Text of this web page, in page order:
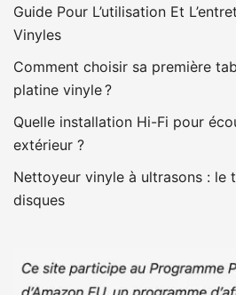
Guide Pour L’utilisation Et
Vinyles
Comment choisir sa première
platine vinyle ?
Quelle installation Hi-Fi pour
extérieur ?
Nettoyeur vinyle à ultrasons : le
disques